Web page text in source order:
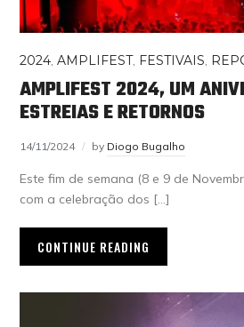
2024 ,AMPLIFEST, FESTIVAIS
AMPLIFEST 2024, UM
ESTREIAS E RETORNOS
14/11/2024 by Diogo Bugalho
Este fim de semana (8 e 9 de
com a celebração dos […]
CONTINUE READING